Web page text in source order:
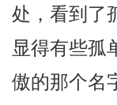
处，看到了
显得有些孤
傲的那个名